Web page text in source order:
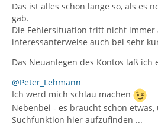
Das ist alles schon lange so, als es
gab.
Die Fehlersituation tritt nicht immer
interessanterweise auch bei sehr
Das Neuanlegen des Kontos laß ich
@Peter_Lehmann
Ich werd mich schlau machen
Nebenbei - es braucht schon
Suchfunktion hier aufzufinden ...